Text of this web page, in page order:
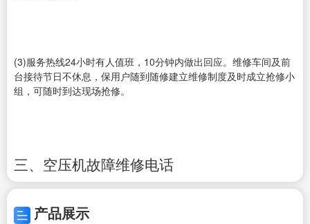
(3)服务热线24小时有人值班，10分钟内做出回应。维修车间及前
台接待节日不休息，保用户随到随修建立维修制度及时成立抢修小
组，可随时到达现场抢修。
三、空压机故障维修电话
产品展示